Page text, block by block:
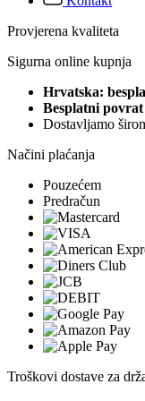
Provjerena kvaliteta
Sigurna online kupnja
Hrvatska:
Besplatni
Dostavljamo
Načini plaćanja
Pouzećem
Predračun
Troškovi dostave za